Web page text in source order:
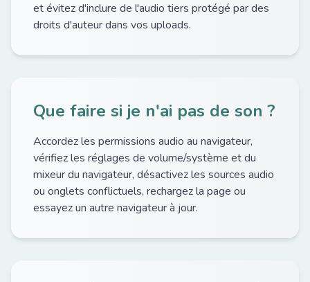
et évitez d'inclure de l'audio tiers protégé par des
droits d'auteur dans vos uploads.
Que faire si je n'ai pas de son ?
Accordez les permissions audio au navigateur,
vérifiez les réglages de volume/système et du
mixeur du navigateur, désactivez les sources audio
ou onglets conflictuels, rechargez la page ou
essayez un autre navigateur à jour.